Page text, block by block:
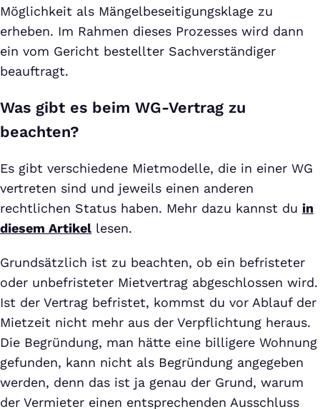
Möglichkeit als Mängelbeseitigungsklage zu
erheben. Im Rahmen dieses Prozesses wird dann
ein vom Gericht bestellter Sachverständiger
beauftragt.
Was gibt es beim WG-Vertrag zu
beachten?
Es gibt verschiedene Mietmodelle, die in einer WG
vertreten sind und jeweils einen anderen
rechtlichen Status haben. Mehr dazu kannst du in
diesem Artikel lesen.
Grundsätzlich ist zu beachten, ob ein befristeter
oder unbefristeter Mietvertrag abgeschlossen wird.
Ist der Vertrag befristet, kommst du vor Ablauf der
Mietzeit nicht mehr aus der Verpflichtung heraus.
Die Begründung, man hätte eine billigere Wohnung
gefunden, kann nicht als Begründung angegeben
werden, denn das ist ja genau der Grund, warum
der Vermieter einen entsprechenden Ausschluss